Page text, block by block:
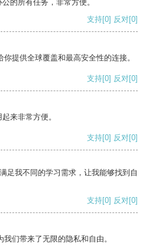
的所有任务，非常方便。
支持[0] 反对[0]
提供全球覆盖和最高安全性的连接。
支持[0] 反对[0]
来非常方便。
支持[0] 反对[0]
足我不同的学习需求，让我能够找到自
支持[0] 反对[0]
们带来了无限的隐私和自由。